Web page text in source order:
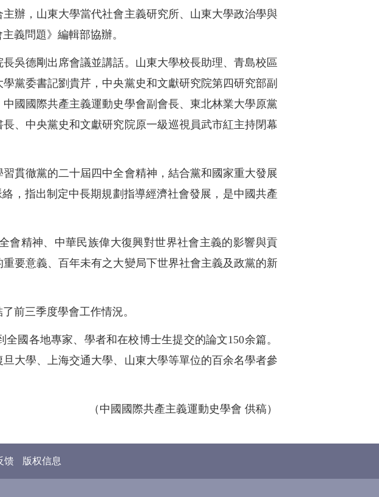
辦，山東大學當代社會主義研究所、山東大學政治學與
義問題》編輯部協辦。
吳德剛出席會議並講話。山東大學校長助理、青島校區
黨委書記劉貴芹，中央黨史和文獻研究院第四研究部副
國國際共產主義運動史學會副會長、東北林業大學原黨
、中央黨史和文獻研究院原一級巡視員武市紅主持閉幕
貫徹黨的二十屆四中全會精神，結合黨和國家重大發展
，指出制定中長期規劃指導經濟社會發展，是中國共產
會精神、中華民族偉大復興對世界社會主義的影響與貢
要意義、百年未有之大變局下世界社會主義及政黨的新
前三季度學會工作情況。
國各地專家、學者和在校博士生提交的論文150余篇。
大學、上海交通大學、山東大學等單位的百余名學者參
（中國國際共產主義運動史學會 供稿）
馈 版权信息